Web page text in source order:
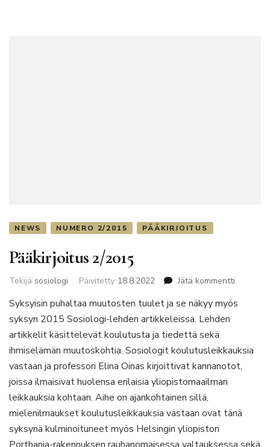
NEWS NUMERO 2/2015 PÄÄKIRJOITUS
Pääkirjoitus 2/2015
Tekijä sosiologi Päivitetty 18.8.2022 Jätä kommentti
2/2015
Syksyisin puhaltaa muutosten tuulet ja se näkyy myös
syksyn 2015 Sosiologi-lehden artikkeleissa. Lehden
artikkelit käsittelevät koulutusta ja tiedettä sekä
ihmiselämän muutoskohtia. Sosiologit koulutusleikkauksia
vastaan ja professori Elina Oinas kirjoittivat kannanotot,
joissa ilmaisivat huolensa erilaisia yliopistomaailman
leikkauksia kohtaan. Aihe on ajankohtainen sillä,
mielenilmaukset koulutusleikkauksia vastaan ovat tänä
syksynä kulminoituneet myös Helsingin yliopiston